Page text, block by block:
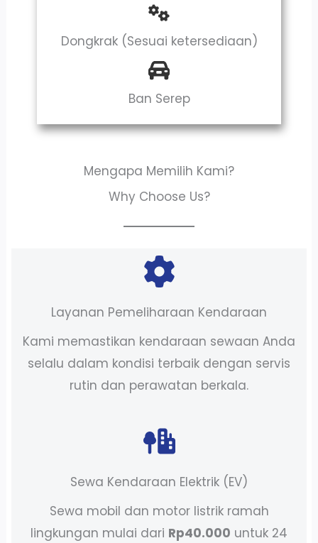
Dongkrak (Sesuai ketersediaan)
Ban Serep
Mengapa Memilih Kami?
Why Choose Us?
Layanan Pemeliharaan Kendaraan
Kami memastikan kendaraan sewaan Anda
selalu dalam kondisi terbaik dengan servis
rutin dan perawatan berkala.
Sewa Kendaraan Elektrik (EV)
Sewa mobil dan motor listrik ramah
lingkungan mulai dari Rp40.000 untuk 24